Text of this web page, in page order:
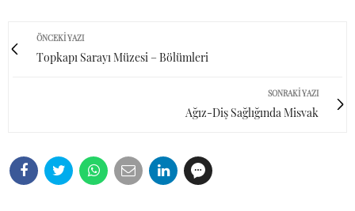
ÖNCEKI YAZI
Topkapı Sarayı Müzesi – Bölümleri
SONRAKI YAZI
Ağız-Diş Sağlığında Misvak